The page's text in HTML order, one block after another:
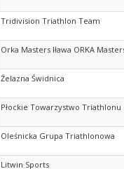
Tridivision Triathlon Team
Orka Masters Iława ORKA
Żelazna Świdnica
Płockie Towarzystwo Triathlonu
Oleśnicka Grupa Triathlonowa
Litwin Sports